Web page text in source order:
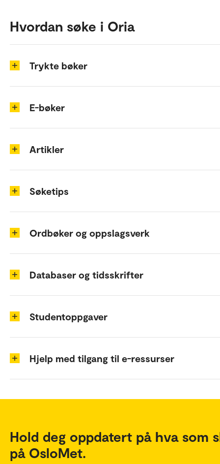
Hvordan søke i Oria
Trykte bøker
E-bøker
Artikler
Søketips
Ordbøker og oppslagsverk
Databaser og tidsskrifter
Studentoppgaver
Hjelp med tilgang til e-ressurser
Hold deg oppdatert på hva som
på OsloMet.